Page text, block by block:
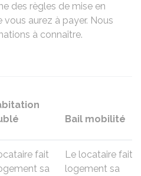
des règles de mise en
aurez à payer. Nous
à connaître.
Bail mobilité
fait
sa
Le locataire fait
logement sa